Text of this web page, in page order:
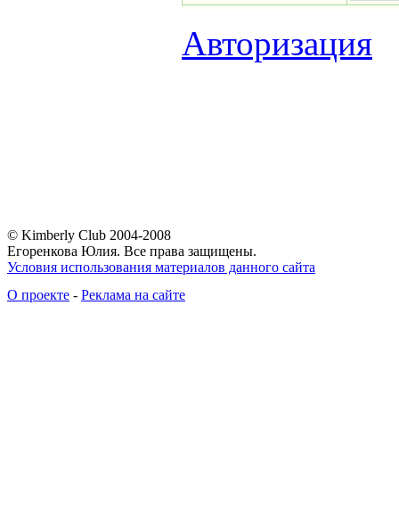
Авторизация
© Kimberly Club 2004-2008
Егоренкова Юлия. Все права защищены.
Условия использования материалов данного сайта
О проекте - Реклама на сайте